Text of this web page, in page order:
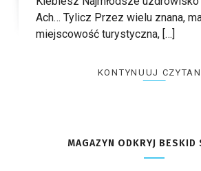
Ach… Tylicz Przez wielu znana,
miejscowość turystyczna, […]
KONTYNUUJ
MAGAZYN ODKRYJ BESKID